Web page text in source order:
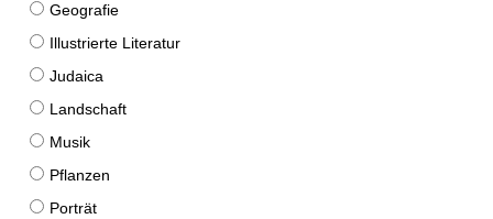
Geografie
Illustrierte Literatur
Judaica
Landschaft
Musik
Pflanzen
Porträt